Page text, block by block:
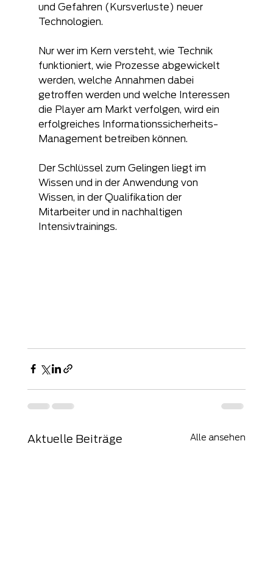
und Gefahren (Kursverluste) neuer
Technologien.
Nur wer im Kern versteht, wie Technik
funktioniert, wie Prozesse abgewickelt
werden, welche Annahmen dabei
getroffen werden und welche Interessen
die Player am Markt verfolgen, wird ein
erfolgreiches Informationssicherheits-
Management betreiben können.
Der Schlüssel zum Gelingen liegt im
Wissen und in der Anwendung von
Wissen, in der Qualifikation der
Mitarbeiter und in nachhaltigen
Intensivtrainings.
Aktuelle Beiträge Alle ansehen